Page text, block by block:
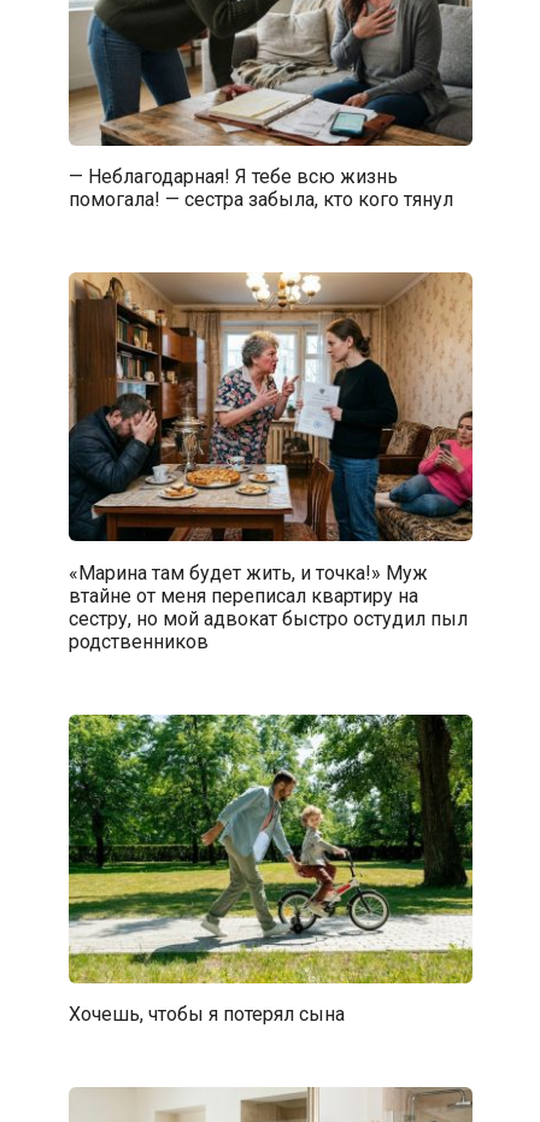
— Неблагодарная! Я тебе всю жизнь
помогала! — сестра забыла, кто кого тянул
«Марина там будет жить, и точка!» Муж
втайне от меня переписал квартиру на
сестру, но мой адвокат быстро остудил пыл
родственников
Хочешь, чтобы я потерял сына